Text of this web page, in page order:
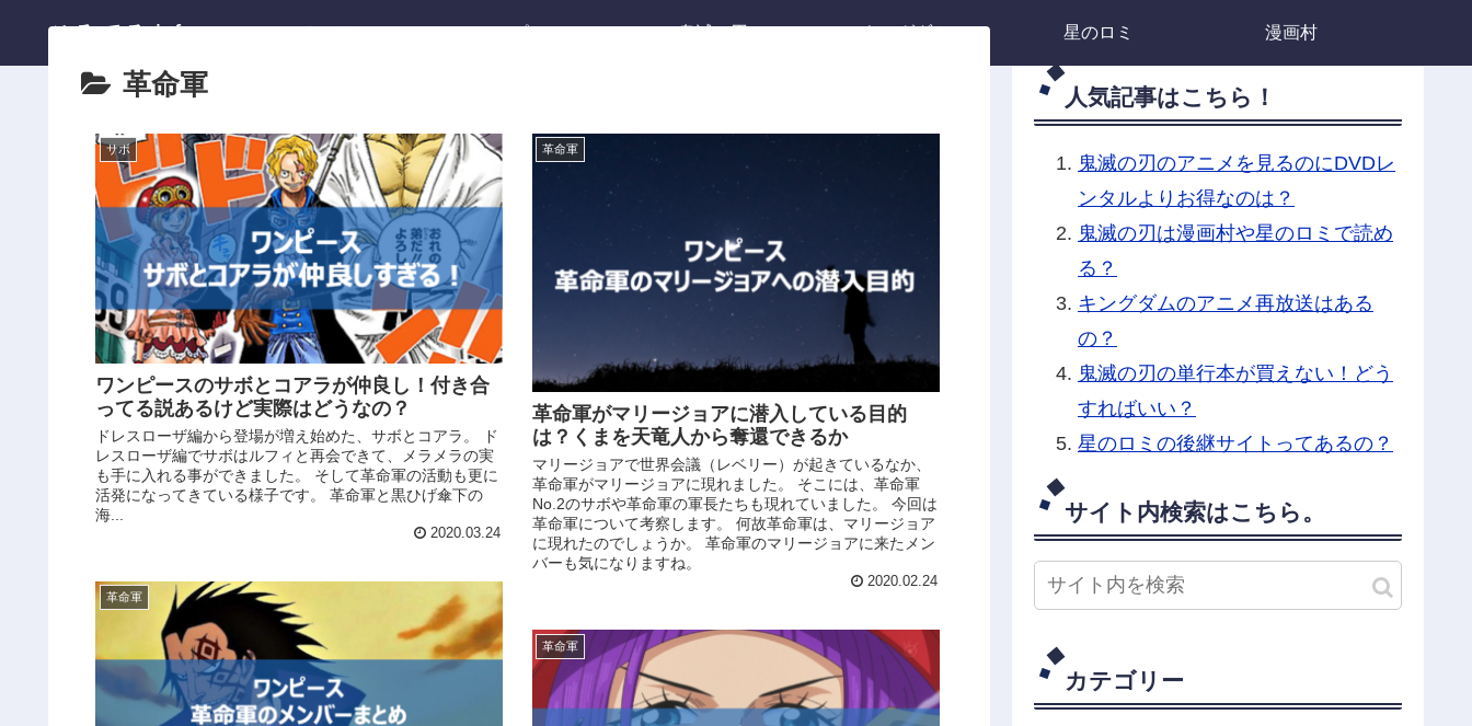
ひろてる.info ホーム ワンピース 鬼滅の刃 キングダム 星のロミ 漫画村
革命軍
サボ
ワンピースのサボとコアラが仲良し！付き合
ってる説あるけど実際はどうなの？
ドレスローザ編から登場が増え始めた、サボとコアラ。 ド
レスローザ編でサボはルフィと再会できて、メラメラの実
も手に入れる事ができました。 そして革命軍の活動も更に
活発になってきている様子です。 革命軍と黒ひげ傘下の
海...
2020.03.24
革命軍
革命軍がマリージョアに潜入している目的
は？くまを天竜人から奪還できるか
マリージョアで世界会議（レベリー）が起きているなか、
革命軍がマリージョアに現れました。 そこには、革命軍
No.2のサボや革命軍の軍長たちも現れていました。 今回は
革命軍について考察します。 何故革命軍は、マリージョア
に現れたのでしょうか。 革命軍のマリージョアに来たメン
バーも気になりますね。
2020.02.24
革命軍
革命軍
人気記事はこちら！
鬼滅の刃のアニメを見るのにDVDレ
ンタルよりお得なのは？
鬼滅の刃は漫画村や星のロミで読め
る？
キングダムのアニメ再放送はある
の？
鬼滅の刃の単行本が買えない！どう
すればいい？
星のロミの後継サイトってあるの？
サイト内検索はこちら。
カテゴリー